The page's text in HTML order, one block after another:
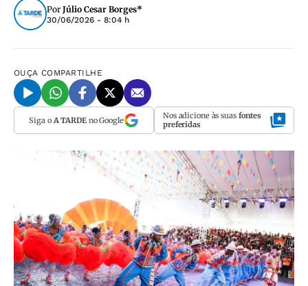
Por Júlio Cesar Borges*
30/06/2026 - 8:04 h
OUÇA COMPARTILHE
Siga o A TARDEno Google Nos adicione às suas fontes
preferidas